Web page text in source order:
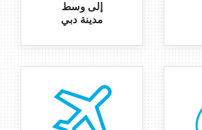
إلى وسط
مدينة دبي